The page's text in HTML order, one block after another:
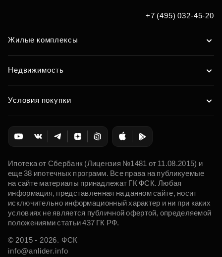
+7 (495) 032-45-20
Жилые комплексы
Недвижимость
Условия покупки
Ипотека от Сбербанк (Лицензия №1481 от 11.08.2015) и
еще 38 ипотечных программ. Все права на публикуемые
на сайте материалы принадлежат ГК ФСК. Любая
информация, представленная на данном сайте, носит
исключительно информационный характер и ни при каких
условиях не является публичной офертой, определяемой
положениями статьи 437 ГК РФ.
© 2015 - 2026. ФСК
info@anlider.info